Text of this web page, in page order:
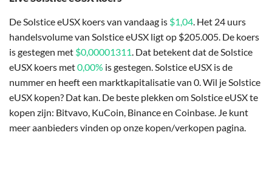
De Solstice eUSX koers van vandaag is $1,04. Het 24 uurs
handelsvolume van Solstice eUSX ligt op $205.005. De koers
is gestegen met $0,00001311. Dat betekent dat de Solstice
eUSX koers met0,00% is gestegen. Solstice eUSX is de
nummer en heeft een marktkapitalisatie van 0. Wil je Solstice
eUSX kopen? Dat kan. De beste plekken om Solstice eUSX te
kopen zijn: Bitvavo, KuCoin, Binance en Coinbase. Je kunt
meer aanbieders vinden op onze kopen/verkopen pagina.